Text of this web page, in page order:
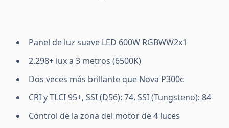
Panel de luz suave LED 600W RGBWW2x1
2.298+ lux a 3 metros (6500K)
Dos veces más brillante que Nova P300c
CRI y TLCI 95+, SSI (D56): 74, SSI (Tungsteno): 84
Control de la zona del motor de 4 luces